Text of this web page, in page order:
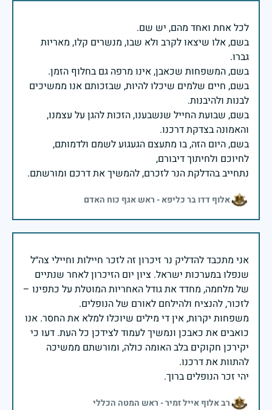
בשם, אלו שיצאו לקרב ולא שבו, מנשרים קלו, מאריות
בשם, חיים שלמים שיכלו להיות, שבזכותם אנו ממשיכים
בשם, שבועת החייל שנשבענו, הזכות להגן על עצמנו,
בשם, היום הזה, בו מתעצם הגעגוע לשמם ולדמותם,
נתחייב בהדלקת הנר לזכרם, להמשיך את דרכם ומורשתם.
אלוף דדו בר כליפא - ראש אגף כוח האדם
אני מתכבד להדליק נר זיכרון זה לזכר חיילות וחיילי צה״ל
שנפלו במערכות ישראל. ציון יום הזיכרון לאחר שנתיים
של מלחמה, מחדד את גודל האחריות המוטלת על כתפינו –
משפחות יקרות, אין די מילים שיוכלו למלא את החסר. אנו
כואבים את כאבכן ונמשיך לעמוד לצידכן כל העת. דעו כי
יקירכן חקוקים בלב האומה כולה, ומורשתם ממשיכה
יהי זכר הנופלים ברוך.
רב אלוף אייל זמיר - ראש המטה הכללי